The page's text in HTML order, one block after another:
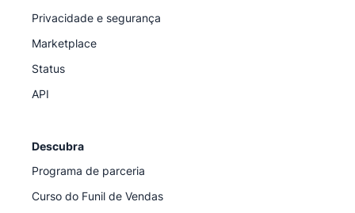
Privacidade e segurança
Marketplace
Status
API
Descubra
Programa de parceria
Curso do Funil de Vendas